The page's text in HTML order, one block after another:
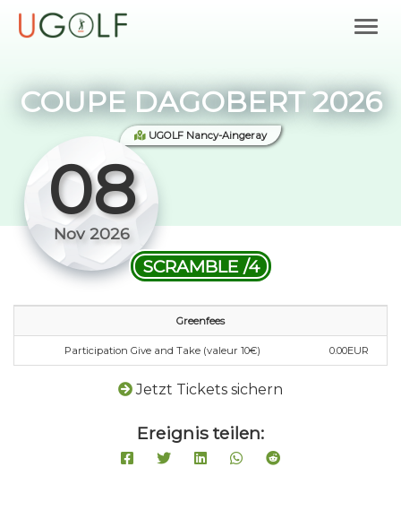
COUPE DAGOBERT 2026
UGOLF Nancy-Aingeray
08
Nov 2026
SCRAMBLE /4
Greenfees
Participation Give and Take (valeur 10€) 0.00EUR
Jetzt Tickets sichern
Ereignis teilen: